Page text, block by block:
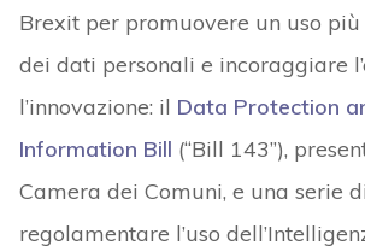
Brexit per promuovere un uso più
dei dati personali e incoraggiare
l’innovazione: il Data Protection
Information Bill (“Bill 143”),
Camera dei Comuni, e una serie
regolamentare l’uso